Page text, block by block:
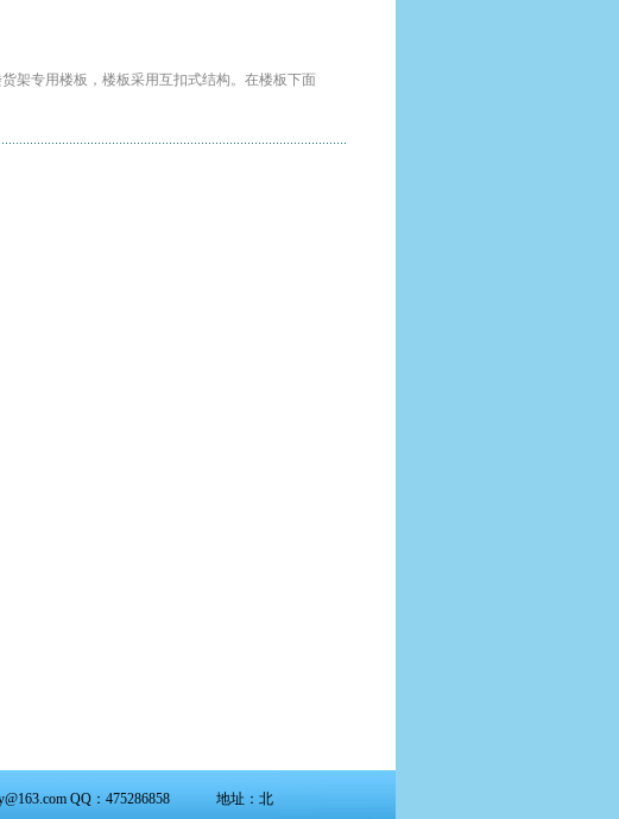
架专用楼板，楼板采用互扣式结构。在楼板下面
QQ：475286858 地址：北